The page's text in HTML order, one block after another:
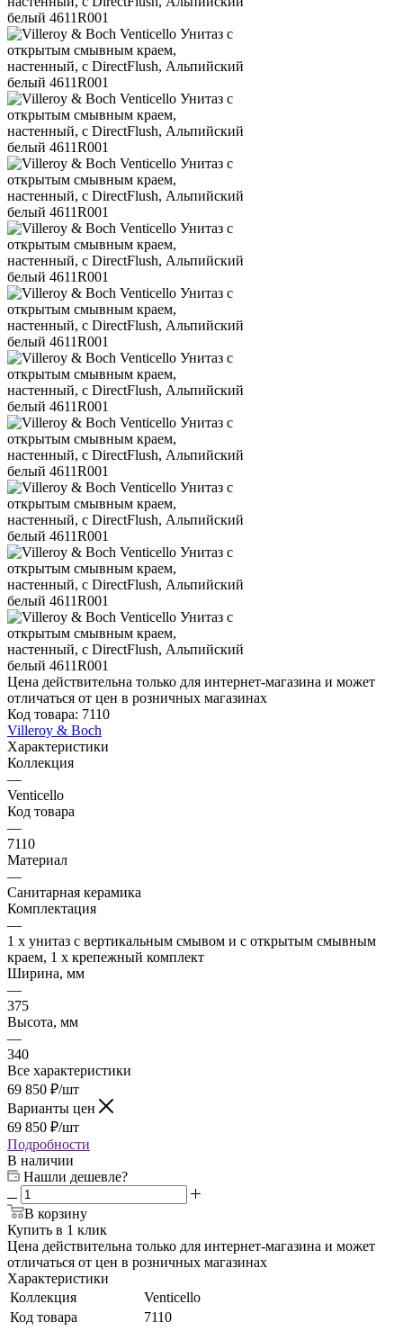
Цена действительна только для интернет-магазина и может
отличаться от цен в розничных магазинах
Код товара: 7110
Villeroy & Boch
Характеристики
Коллекция
—
Venticello
Код товара
—
7110
Материал
—
Санитарная керамика
Комплектация
—
1 x унитаз с вертикальным смывом и с открытым смывным
краем, 1 x крепежный комплект
Ширина, мм
—
375
Высота, мм
—
340
Все характеристики
69 850 ₽/шт
Варианты цен
69 850 ₽/шт
Подробности
В наличии
Нашли дешевле?
В корзину
Купить в 1 клик
Цена действительна только для интернет-магазина и может
отличаться от цен в розничных магазинах
Характеристики
Коллекция
Venticello
Код товара
7110